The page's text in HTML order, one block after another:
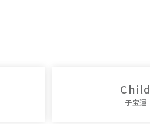
Child
子宝運